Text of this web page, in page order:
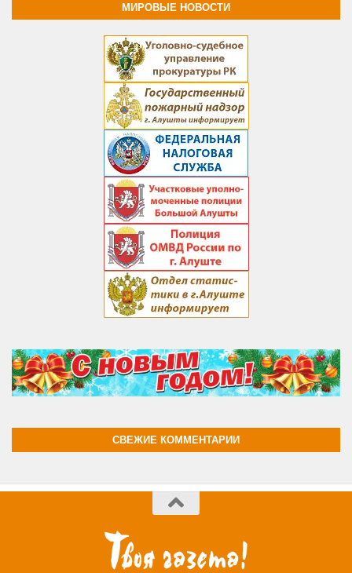
МИРОВЫЕ НОВОСТИ
СВЕЖИЕ КОММЕНТАРИИ